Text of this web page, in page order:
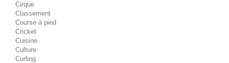
Cirque
Classement
Course à pied
Cricket
Cuisine
Culture
Curling